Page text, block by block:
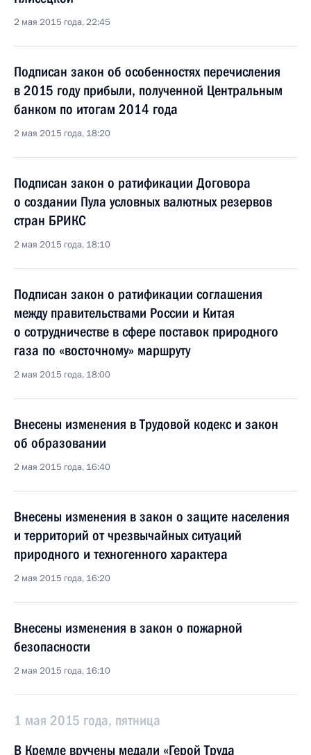
2 мая 2015 года, 22:45
Подписан закон об особенностях перечисления
в 2015 году прибыли, полученной Центральным
банком по итогам 2014 года
2 мая 2015 года, 18:20
Подписан закон о ратификации Договора
о создании Пула условных валютных резервов
стран БРИКС
2 мая 2015 года, 18:10
Подписан закон о ратификации соглашения
между правительствами России и Китая
о сотрудничестве в сфере поставок природного
газа по «восточному» маршруту
2 мая 2015 года, 18:00
Внесены изменения в Трудовой кодекс и закон
об образовании
2 мая 2015 года, 16:40
Внесены изменения в закон о защите населения
и территорий от чрезвычайных ситуаций
природного и техногенного характера
2 мая 2015 года, 16:20
Внесены изменения в закон о пожарной
безопасности
2 мая 2015 года, 16:10
1 мая 2015 года, пятница
В Кремле вручены медали «Герой Труда